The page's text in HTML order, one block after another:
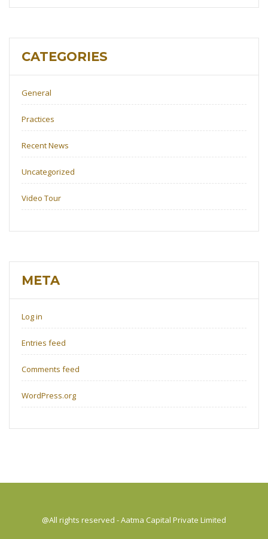
CATEGORIES
General
Practices
Recent News
Uncategorized
Video Tour
META
Log in
Entries feed
Comments feed
WordPress.org
@All rights reserved - Aatma Capital Private Limited